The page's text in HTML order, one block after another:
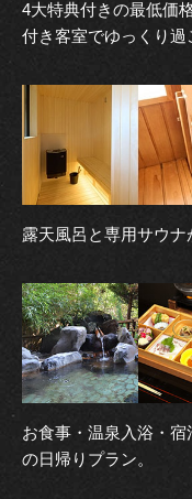
4大特典付きの最低価
付き客室でゆっくり過
露天風呂と専用サウナ
お食事・温泉入浴・
の日帰りプラン。